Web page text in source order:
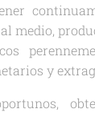
medio,
y